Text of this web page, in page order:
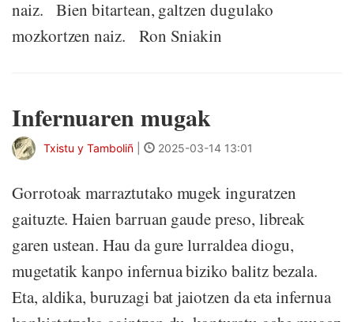
naiz. Bien bitartean, galtzen dugulako
mozkortzen naiz. Ron Sniakin
Infernuaren mugak
Txistu y Tamboliñ 2025-03-14 13:01
Gorrotoak marraztutako mugek inguratzen
gaituzte. Haien barruan gaude preso, libreak
garen ustean. Hau da gure lurraldea diogu,
mugetatik kanpo infernua biziko balitz bezala.
Eta, aldika, buruzagi bat jaiotzen da eta infernua